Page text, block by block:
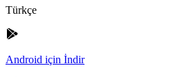
Türkçe
Android için İndir